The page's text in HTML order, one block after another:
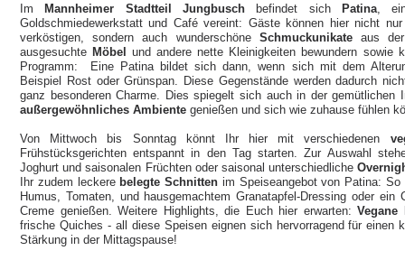
ImMannheimer Stadtteil Jungbusch befindet sichPatina ,
Goldschmiedewerkstatt und Café vereint: Gäste können hier nicht
verköstigen, sondern auch wunderschöne Schmuckunikateaus der
ausgesuchteMöbel und andere nette Kleinigkeiten bewundern sowie
Programm: Eine Patina bildet sich dann, wenn sich mit dem
Beispiel Rost oder Grünspan. Diese Gegenstände werden dadurch
ganz besonderen Charme. Dies spiegelt sich auch in der gemütlichen
außergewöhnliches Ambiente genießen und sich wie zuhause fühlen
Von Mittwoch bis Sonntag könnt Ihr hier mit verschiedenen
Frühstücksgerichten entspannt in den Tag starten. Zur Auswahl
Joghurt und saisonalen Früchten oder saisonal unterschiedliche
Ihr zudem leckere belegte Schnitten im Speiseangebot von Patina:
Humus, Tomaten, und hausgemachtem Granatapfel-Dressing oder
Creme genießen. Weitere Highlights, die Euch hier erwarten: Vegane
frische Quiches - all diese Speisen eignen sich hervorragend für einen
Stärkung in der Mittagspause!